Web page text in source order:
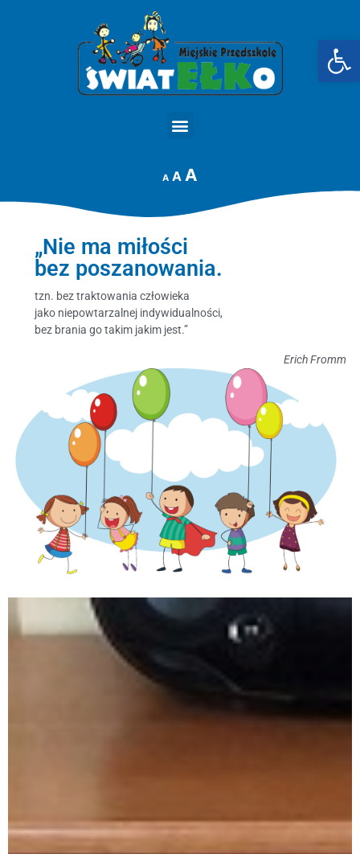
A A A
„Nie ma miłości
bez poszanowania.
tzn. bez traktowania człowieka
jako niepowtarzalnej indywidualności,
bez brania go takim jakim jest.”
Erich Fromm